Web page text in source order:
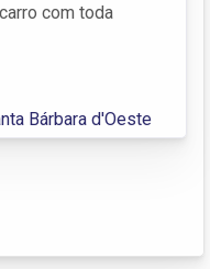
com toda
Bárbara d'Oeste